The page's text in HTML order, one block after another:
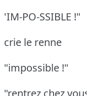
'IM-PO-SSIBLE !"
crie le renne
"impossible !"
"rentrez chez